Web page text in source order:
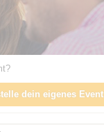
dein eigenes Event